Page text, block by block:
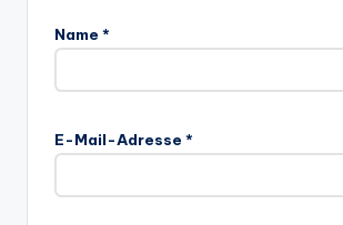
Name *
E-Mail-Adresse *